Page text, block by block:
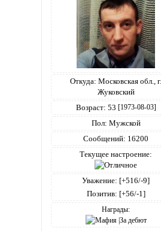
Откуда: Московская обл., г.
Жуковский
Возраст: 53 [1973-08-03]
Пол: Мужской
Сообщений: 16200
Текущее настроение:
Уважение: [+516/-9]
Позитив: [+56/-1]
Награды: